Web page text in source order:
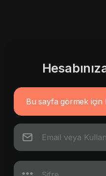
Bu sayfa görmek için